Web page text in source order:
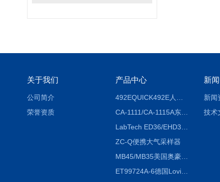
关于我们
公司简介
荣誉资质
产品中心
CA-1111/CA-1115A东京理化EYELA CA-1111/CA-1115A冷却水循环装置
ZC-Q便携大气采样器
MB45/MB35美国奥豪斯OHAUS MB45/MB35卤素红外水分测定仪
ET99724A-6德国Lovibond ET99724A-6微电脑BOD测定仪
新
新闻
技术